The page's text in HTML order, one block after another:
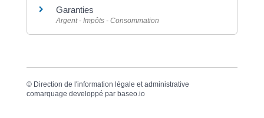
Garanties
Argent - Impôts - Consommation
© Direction de l'information légale et administrative
comarquage developpé par baseo.io